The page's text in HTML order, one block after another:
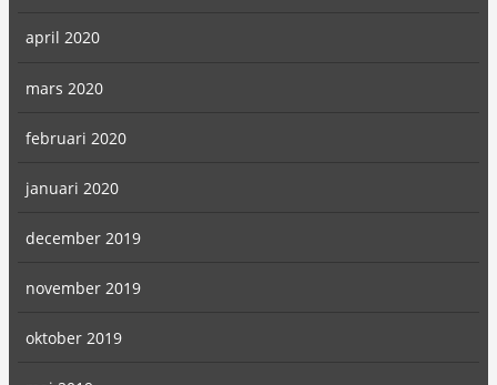
april 2020
mars 2020
februari 2020
januari 2020
december 2019
november 2019
oktober 2019